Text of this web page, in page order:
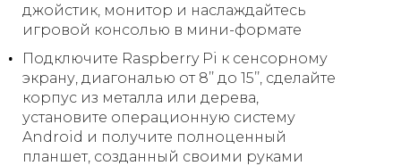
джойстик, монитор и наслаждайтесь
игровой консолью в мини-формате
Подключите Raspberry Pi к сенсорному
экрану, диагональю от 8’’ до 15’’, сделайте
корпус из металла или дерева,
установите операционную систему
Android и получите полноценный
планшет, созданный своими руками